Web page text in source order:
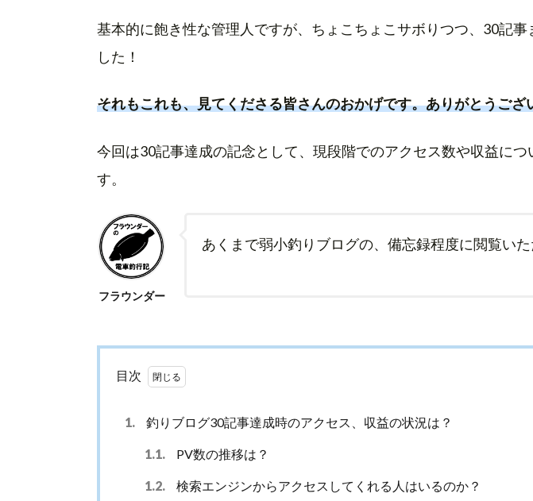
基本的に飽き性な管理人ですが、ちょこちょこサボりつつ、30記事
した！
それもこれも、見てくださる皆さんのおかげです。ありがとうござ
今回は30記事達成の記念として、現段階でのアクセス数や収益につ
す。
フラウンダー
あくまで弱小釣りブログの、備忘録程度に閲覧いた
目次
1. 釣りブログ30記事達成時のアクセス、収益の状況は？
1.1. PV数の推移は？
1.2. 検索エンジンからアクセスしてくれる人はいるのか？